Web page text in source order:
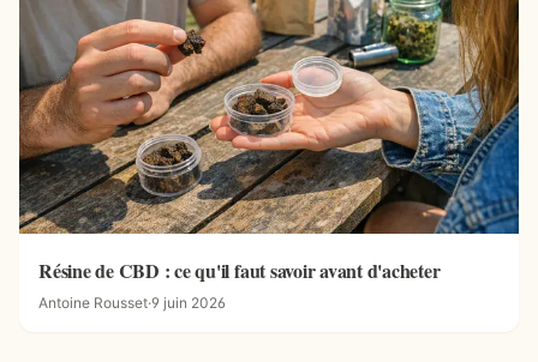
Résine de CBD : ce qu'il faut savoir avant d'acheter
Antoine Rousset·9 juin 2026